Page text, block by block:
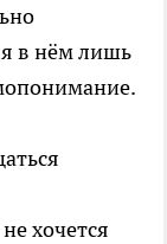
в нём лишь
хочется